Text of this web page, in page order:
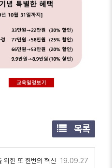
목록
위한 또 한번의 혁신 19.09.27